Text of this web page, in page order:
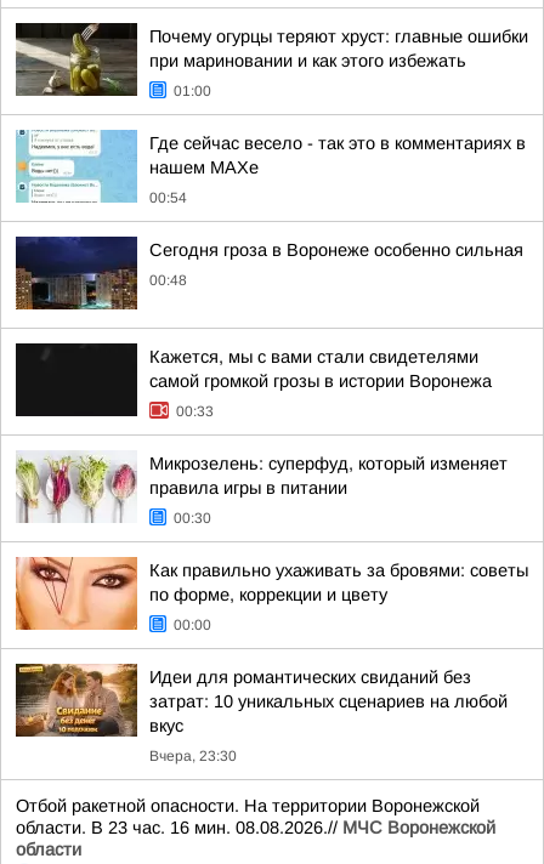
Почему огурцы теряют хруст: главные ошибки
при мариновании и как этого избежать
01:00
Где сейчас весело - так это в комментариях в
нашем МАХе
00:54
Сегодня гроза в Воронеже особенно сильная
00:48
Кажется, мы с вами стали свидетелями
самой громкой грозы в истории Воронежа
00:33
Микрозелень: суперфуд, который изменяет
правила игры в питании
00:30
Как правильно ухаживать за бровями: советы
по форме, коррекции и цвету
00:00
Идеи для романтических свиданий без
затрат: 10 уникальных сценариев на любой
вкус
Вчера, 23:30
Отбой ракетной опасности. На территории Воронежской
области. В 23 час. 16 мин. 08.08.2026.// МЧС Воронежской
области